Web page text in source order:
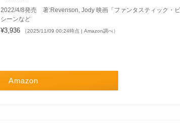
2022/4/8発売 著:Revenson, Jody 映画「ファンタスティック・
シーンなど
¥3,936 （2025/11/09 00:24時点 | Amazon調べ）
Amazon